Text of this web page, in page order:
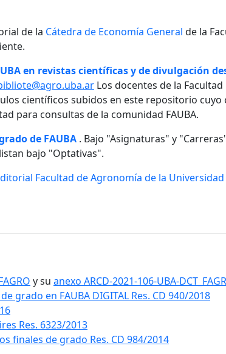
de la Cátedra de Economía General de la
en revistas científicas y de divulgación
Los docentes de la
científicos subidos en este repositorio
para consultas de la comunidad FAUBA.
de FAUBA . Bajo "Asignaturas" y
bajo "Optativas".
Facultad de Agronomía de la
y su anexo ARCD-2021-106-UBA-
grado en FAUBA DIGITAL Res. CD 940/2018
Res. 6323/2013
finales de grado Res. CD 984/2014